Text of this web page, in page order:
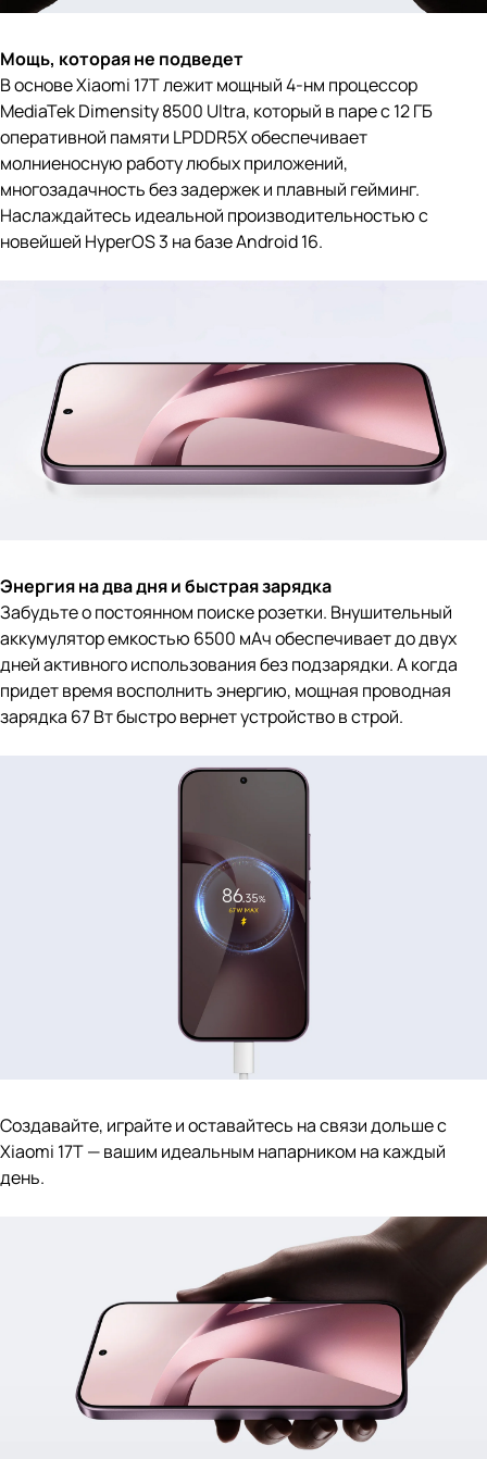
Мощь, которая не подведет
В основе Xiaomi 17T лежит мощный 4-нм процессор
MediaTek Dimensity 8500 Ultra, который в паре с 12 ГБ
оперативной памяти LPDDR5X обеспечивает
молниеносную работу любых приложений,
многозадачность без задержек и плавный гейминг.
Наслаждайтесь идеальной производительностью с
новейшей HyperOS 3 на базе Android 16.
Энергия на два дня и быстрая зарядка
Забудьте о постоянном поиске розетки. Внушительный
аккумулятор емкостью 6500 мАч обеспечивает до двух
дней активного использования без подзарядки. А когда
придет время восполнить энергию, мощная проводная
зарядка 67 Вт быстро вернет устройство в строй.
Создавайте, играйте и оставайтесь на связи дольше с
Xiaomi 17T — вашим идеальным напарником на каждый
день.